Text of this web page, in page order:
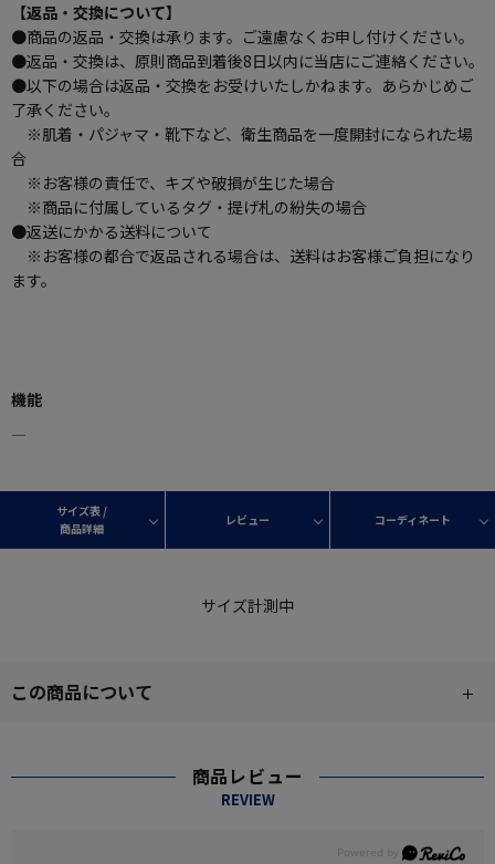
【返品・交換について】
●商品の返品・交換は承ります。ご遠慮なくお申し付けください。
●返品・交換は、原則商品到着後8日以内に当店にご連絡ください。
●以下の場合は返品・交換をお受けいたしかねます。あらかじめご
了承ください。
※肌着・パジャマ・靴下など、衛生商品を一度開封になられた場
合
※お客様の責任で、キズや破損が生じた場合
※商品に付属しているタグ・提げ札の紛失の場合
●返送にかかる送料について
※お客様の都合で返品される場合は、送料はお客様ご負担になり
ます。
機能
―
サイズ表 /
商品詳細
レビュー コーディネート
サイズ計測中
この商品について
商品レビュー
REVIEW